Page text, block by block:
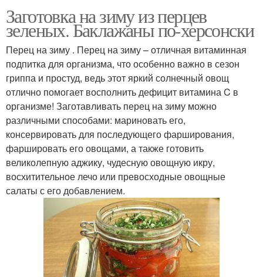
Заготовка на зиму из перцев
зеленых. Баклажаны по-херсонски
Перец на зиму . Перец на зиму – отличная витаминная
подпитка для организма, что особенно важно в сезон
гриппа и простуд, ведь этот яркий солнечный овощ
отлично помогает восполнить дефицит витамина C в
организме! Заготавливать перец на зиму можно
различными способами: мариновать его,
консервировать для последующего фарширования,
фаршировать его овощами, а также готовить
великолепную аджику, чудесную овощную икру,
восхитительное лечо или превосходные овощные
салаты с его добавлением.